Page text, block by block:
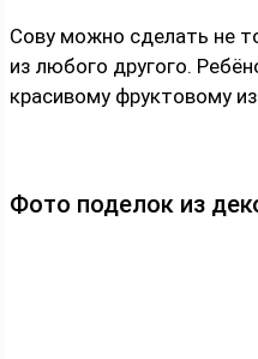
Сову можно сделать не
из любого другого.
красивому фруктовому
Фото поделок из